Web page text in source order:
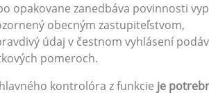
opakovane zanedbáva povinnosti
obecným zastupiteľstvom,
údaj v čestnom vyhlásení
pomeroch.
hlavného kontrolóra z funkcie je